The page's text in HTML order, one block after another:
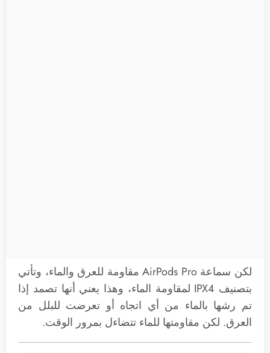
لكن سماعة AirPods Pro مقاومة للعرق والماء، وتأتي
بتصنيف IPX4 لمقاومة الماء، وهذا يعني أنها تصمد إذا
تم رشها بالماء من أي اتجاه أو تعرضت للبلل من
العرق. لكن مقاومتها للماء تتضاءل بمرور الوقت.